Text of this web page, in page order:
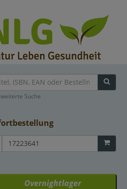
Suche
Overnightlager